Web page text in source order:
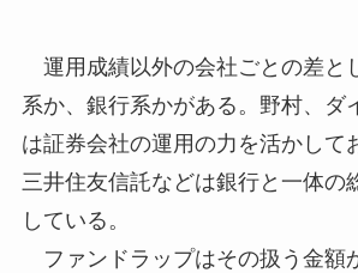
運用成績以外の会社ごとの差と
系か、銀行系かがある。野村、ダ
は証券会社の運用の力を活かして
三井住友信託などは銀行と一体の
している。
ファンドラップはその扱う金額